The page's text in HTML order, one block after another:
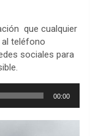
que cualquier
al teléfono
sociales para
00:00